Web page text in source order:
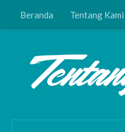
Skip to content
Beranda Tentang Kami